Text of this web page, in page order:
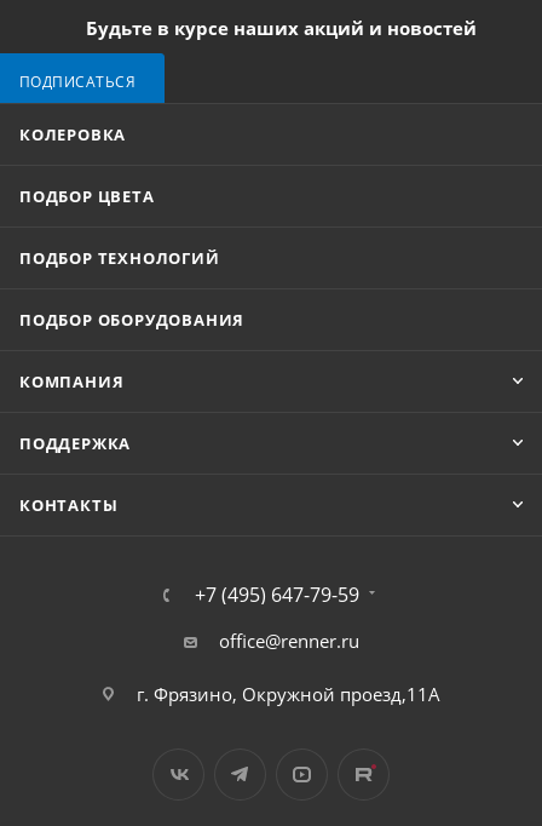
Будьте в курсе наших акций и новостей
ПОДПИСАТЬСЯ
КОЛЕРОВКА
ПОДБОР ЦВЕТА
ПОДБОР ТЕХНОЛОГИЙ
ПОДБОР ОБОРУДОВАНИЯ
КОМПАНИЯ
ПОДДЕРЖКА
КОНТАКТЫ
+7 (495) 647-79-59
office@renner.ru
г. Фрязино, Окружной проезд,11А